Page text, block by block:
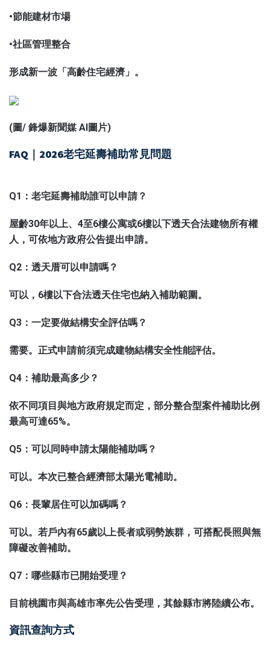
•節能建材市場
•社區管理整合
形成新一波「高齡住宅經濟」。
(圖/ 鋒爆新聞媒 AI圖片)
FAQ｜2026老宅延壽補助常見問題
Q1：老宅延壽補助誰可以申請？
屋齡30年以上、4至6樓公寓或6樓以下透天合法建物所有權
人，可依地方政府公告提出申請。
Q2：透天厝可以申請嗎？
可以，6樓以下合法透天住宅也納入補助範圍。
Q3：一定要做結構安全評估嗎？
需要。正式申請前須完成建物結構安全性能評估。
Q4：補助最高多少？
依不同項目與地方政府規定而定，部分整合型案件補助比例
最高可達65%。
Q5：可以同時申請太陽能補助嗎？
可以。本次已整合經濟部太陽光電補助。
Q6：長輩居住可以加碼嗎？
可以。若戶內有65歲以上長者或弱勢族群，可搭配長照與無
障礙改善補助。
Q7：哪些縣市已開始受理？
目前桃園市與高雄市率先公告受理，其餘縣市將陸續公布。
資訊查詢方式